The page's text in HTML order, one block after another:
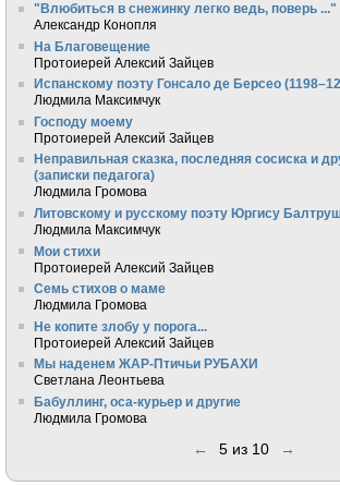
"Влюбиться в снежинку легко ведь, поверь ..."
Александр Конопля
На Благовещение
Протоиерей Алексий Зайцев
Испанскому поэту Гонсало де Берсео
Людмила Максимчук
Господу моему
Протоиерей Алексий Зайцев
Неправильная сказка, последняя сосиска и
(записки педагога)
Людмила Громова
Литовскому и русскому поэту Юргису
Людмила Максимчук
Мои стихи
Протоиерей Алексий Зайцев
Семь стихов о маме
Людмила Громова
Не копите злобу у порога...
Протоиерей Алексий Зайцев
Мы наденем ЖАР-Птичьи РУБАХИ
Светлана Леонтьева
Бабуллинг, оса-курьер и другие
Людмила Громова
← 5 из 10 →